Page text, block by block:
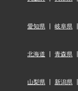
愛知県 岐阜県
北海道 青森県
山梨県 新潟県